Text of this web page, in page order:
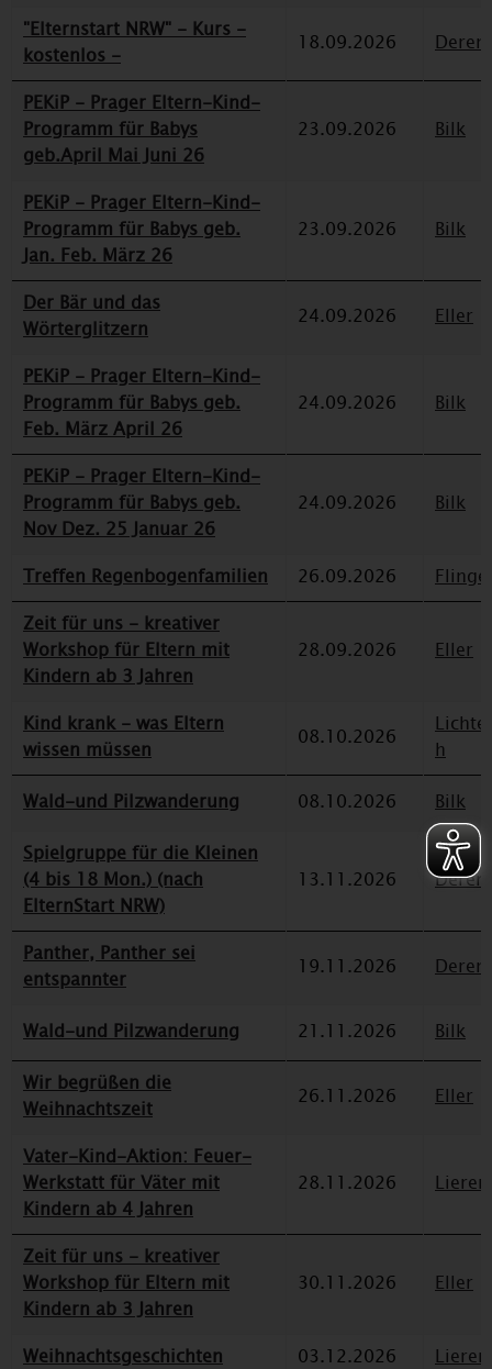
"Elternstart NRW" - Kurs -
kostenlos -
18.09.2026
PEKiP - Prager Eltern-Kind-
Programm für Babys
geb.April Mai Juni 26
23.09.2026 Bilk
PEKiP - Prager Eltern-Kind-
Programm für Babys geb.
Jan. Feb. März 26
23.09.2026 Bilk
Der Bär und das
Wörterglitzern
24.09.2026 Eller
PEKiP - Prager Eltern-Kind-
Programm für Babys geb.
Feb. März April 26
24.09.2026 Bilk
PEKiP - Prager Eltern-Kind-
Programm für Babys geb.
Nov Dez. 25 Januar 26
24.09.2026 Bilk
Treffen Regenbogenfamilien 26.09.2026
Zeit für uns - kreativer
Workshop für Eltern mit
Kindern ab 3 Jahren
28.09.2026 Eller
Kind krank - was Eltern
wissen müssen
08.10.2026
h
Wald-und Pilzwanderung
08.10.2026
Bilk
Spielgruppe für die Kleinen
(4 bis 18 Mon.) (nach
ElternStart NRW)
13.11.2026
Panther, Panther sei
entspannter
19.11.2026
Wald-und Pilzwanderung 21.11.2026
Bilk
Wir begrüßen die
Weihnachtszeit
26.11.2026 Eller
Vater-Kind-Aktion: Feuer-
Werkstatt für Väter mit
Kindern ab 4 Jahren
28.11.2026
Zeit für uns - kreativer
Workshop für Eltern mit
Kindern ab 3 Jahren
30.11.2026 Eller
Weihnachtsgeschichten 03.12.2026